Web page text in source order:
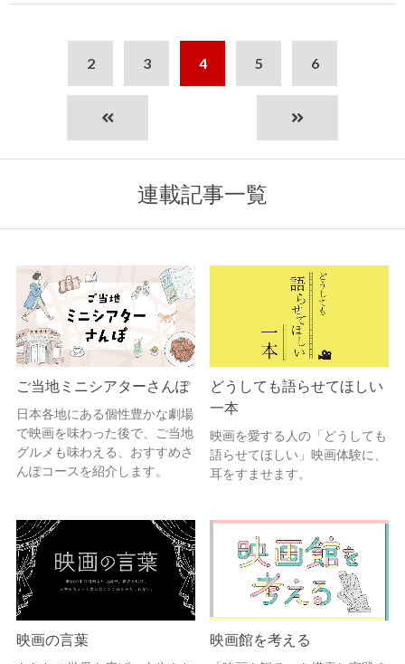
2 3 4 5 6
連載記事一覧
ご当地ミニシアターさんぽ
日本各地にある個性豊かな劇場
で映画を味わった後で、ご当地
グルメも味わえる、おすすめさ
んぽコースを紹介します。
どうしても語らせてほしい
一本
映画を愛する人の「どうしても
語らせてほしい」映画体験に、
耳をすませます。
映画の言葉 映画館を考える